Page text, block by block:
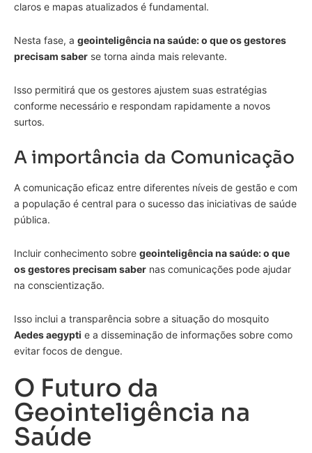
claros e mapas atualizados é fundamental.
Nesta fase, a geointeligência na saúde: o que os gestores
precisam saber se torna ainda mais relevante.
Isso permitirá que os gestores ajustem suas estratégias
conforme necessário e respondam rapidamente a novos
surtos.
A importância da Comunicação
A comunicação eficaz entre diferentes níveis de gestão e com
a população é central para o sucesso das iniciativas de saúde
pública.
Incluir conhecimento sobre geointeligência na saúde: o que
os gestores precisam saber nas comunicações pode ajudar
na conscientização.
Isso inclui a transparência sobre a situação do mosquito
Aedes aegypti e a disseminação de informações sobre como
evitar focos de dengue.
O Futuro da
Geointeligência na
Saúde